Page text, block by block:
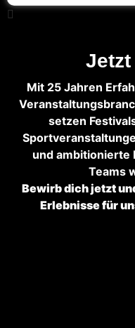
Mit 25 Jahren
setzen
und ambitionierte
Teams
Bewirb dich jetzt
Erlebnisse für